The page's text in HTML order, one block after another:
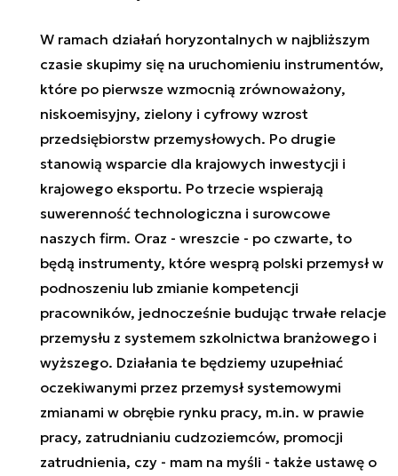
W ramach działań horyzontalnych w najbliższym
czasie skupimy się na uruchomieniu instrumentów,
które po pierwsze wzmocnią zrównoważony,
niskoemisyjny, zielony i cyfrowy wzrost
przedsiębiorstw przemysłowych. Po drugie
stanowią wsparcie dla krajowych inwestycji i
krajowego eksportu. Po trzecie wspierają
suwerenność technologiczna i surowcowe
naszych firm. Oraz - wreszcie - po czwarte, to
będą instrumenty, które wesprą polski przemysł w
podnoszeniu lub zmianie kompetencji
pracowników, jednocześnie budując trwałe relacje
przemysłu z systemem szkolnictwa branżowego i
wyższego. Działania te będziemy uzupełniać
oczekiwanymi przez przemysł systemowymi
zmianami w obrębie rynku pracy, m.in. w prawie
pracy, zatrudnianiu cudzoziemców, promocji
zatrudnienia, czy - mam na myśli - także ustawę o